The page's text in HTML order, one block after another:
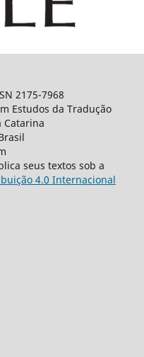
2175-7968
Estudos da Tradução
Catarina
seus textos sob a
4.0 Internacional